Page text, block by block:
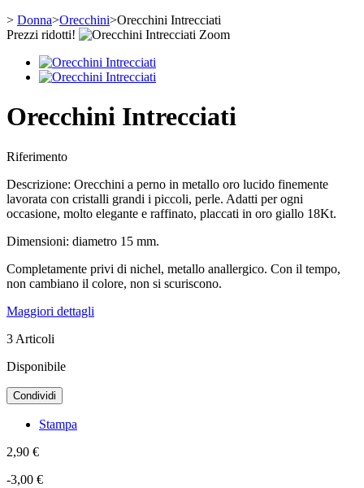
> Donna>Orecchini>Orecchini Intrecciati
Prezzi ridotti!
Zoom
Orecchini Intrecciati
Riferimento
Descrizione: Orecchini a perno in metallo oro lucido finemente
lavorata con cristalli grandi i piccoli, perle. Adatti per ogni
occasione, molto elegante e raffinato, placcati in oro giallo 18Kt.
Dimensioni: diametro 15 mm.
Completamente privi di nichel, metallo anallergico. Con il tempo,
non cambiano il colore, non si scuriscono.
Maggiori dettagli
3 Articoli
Disponibile
Condividi
Stampa
2,90 €
-3,00 €